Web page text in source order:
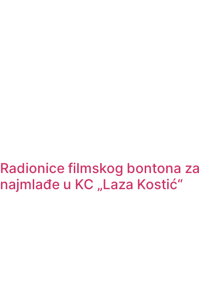
Radionice filmskog bontona za
najmlađe u KC „Laza Kostić“